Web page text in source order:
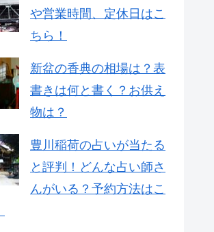
や営業時間、定休日はこ
ちら！
新盆の香典の相場は？表
書きは何と書く？お供え
物は？
豊川稲荷の占いが当たる
と評判！どんな占い師さ
んがいる？予約方法はこ